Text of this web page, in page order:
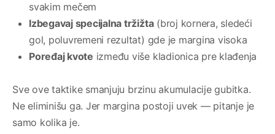
svakim mečem
Izbegavaj specijalna tržižta(broj kornera, sledeći
gol, poluvremeni rezultat) gde je margina visoka
Poređaj kvote između više kladionica pre klađenja
Sve ove taktike smanjuju brzinu akumulacije gubitka.
Ne eliminišu ga. Jer margina postoji uvek — pitanje je
samo kolika je.